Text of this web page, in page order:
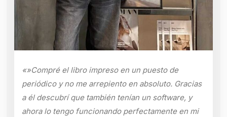
«»Compré el libro impreso en un puesto de
periódico y no me arrepiento en absoluto. Gracias
a él descubrí que también tenían un software, y
ahora lo tengo funcionando perfectamente en mi